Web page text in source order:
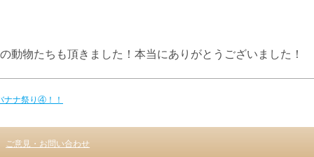
動物たちも頂きました！本当にありがとうございました！
ナナ祭り④！！
ご意見・お問い合わせ